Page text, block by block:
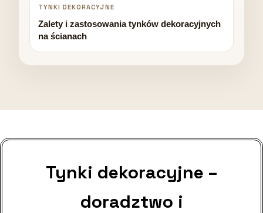
TYNKI DEKORACYJNE
Zalety i zastosowania tynków dekoracyjnych
na ścianach
Tynki dekoracyjne –
doradztwo i